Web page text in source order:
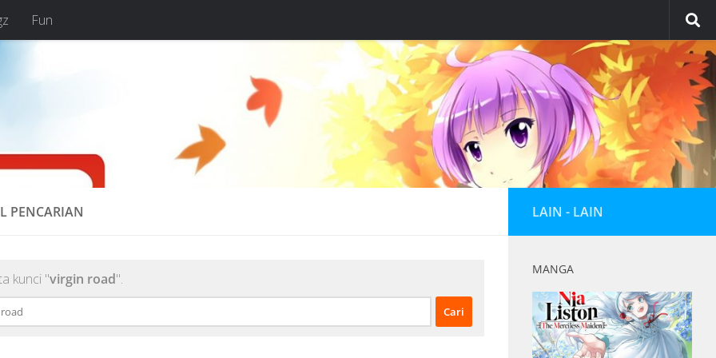
Fun
PENCARIAN
kunci "virgin road".
LAIN - LAIN
MANGA